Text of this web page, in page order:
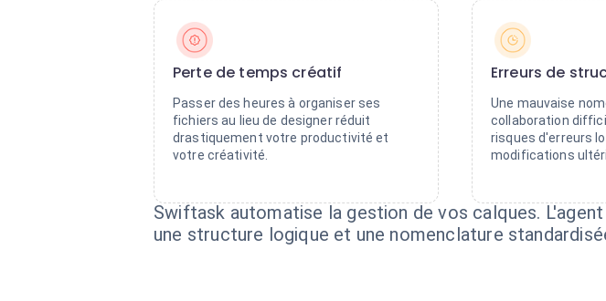
Perte de temps créatif
Passer des heures à organiser ses
fichiers au lieu de designer réduit
drastiquement votre productivité et
votre créativité.
Erreurs de
Une mauvaise
collaboration
risques d'erreurs
modifications
Swiftask automatise la gestion de vos calques.
une structure logique et une nomenclature